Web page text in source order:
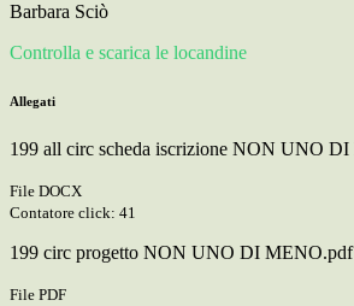
Barbara Sciò
Controlla e scarica le locandine
Allegati
199 all circ scheda iscrizione NON UNO
File DOCX
Contatore click: 41
199 circ progetto NON UNO DI MENO.pdf
File PDF